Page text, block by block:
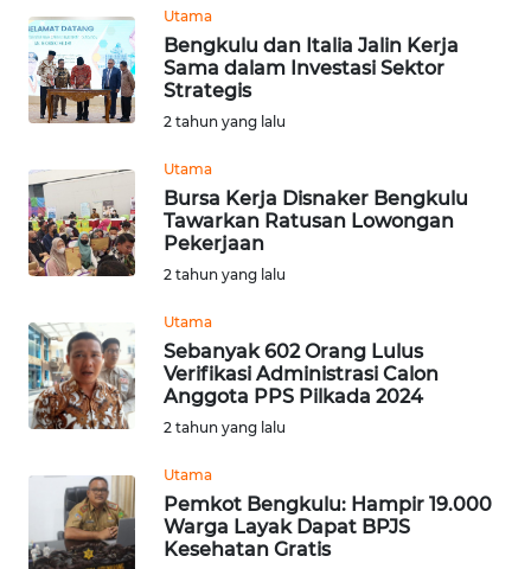
Utama
Bengkulu dan Italia Jalin Kerja
Sama dalam Investasi Sektor
Strategis
2 tahun yang lalu
Utama
Bursa Kerja Disnaker Bengkulu
Tawarkan Ratusan Lowongan
Pekerjaan
2 tahun yang lalu
Utama
Sebanyak 602 Orang Lulus
Verifikasi Administrasi Calon
Anggota PPS Pilkada 2024
2 tahun yang lalu
Utama
Pemkot Bengkulu: Hampir 19.000
Warga Layak Dapat BPJS
Kesehatan Gratis
WN
MALUT
WN
WN
DANAU
TOBA
WN
NIAS
WN
WN
TAPANULI
SELATAN